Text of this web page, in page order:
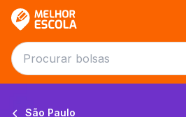
São Paulo